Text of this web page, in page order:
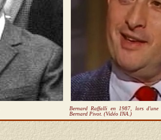
Bernard Raffalli en 1987, lors d'une
Bernard Pivot. (Vidéo INA.)